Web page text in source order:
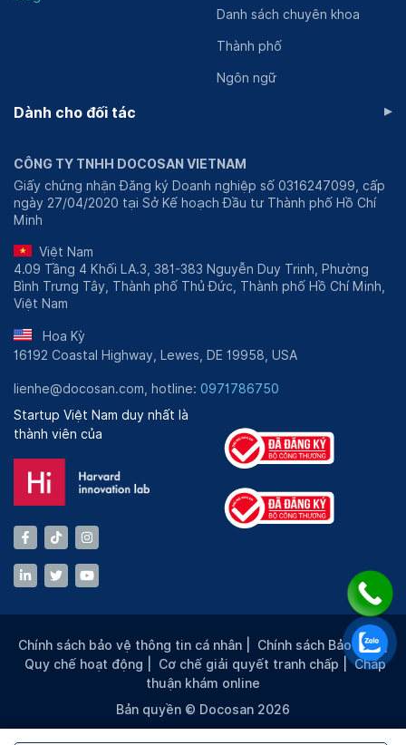
Danh sách chuyên khoa
Thành phố
Ngôn ngữ
Dành cho đối tác ▸
CÔNG TY TNHH DOCOSAN VIETNAM
Giấy chứng nhận Đăng ký Doanh nghiệp số 0316247099, cấp
ngày 27/04/2020 tại Sở Kế hoạch Đầu tư Thành phố Hồ Chí
Minh
Việt Nam
4.09 Tầng 4 Khối LA.3, 381-383 Nguyễn Duy Trinh, Phường
Bình Trưng Tây, Thành phố Thủ Đức, Thành phố Hồ Chí Minh,
Việt Nam
Hoa Kỳ
16192 Coastal Highway, Lewes, DE 19958, USA
lienhe@docosan.com, hotline: 0971786750
Startup Việt Nam duy nhất là
thành viên của
Chính sách bảo vệ thông tin cá nhân Chính sách Bảo mật |
Quy chế hoạt động
Cơ chế giải quyết tranh chấp |Chấp
thuận khám online
Bản quyền © Docosan 2026